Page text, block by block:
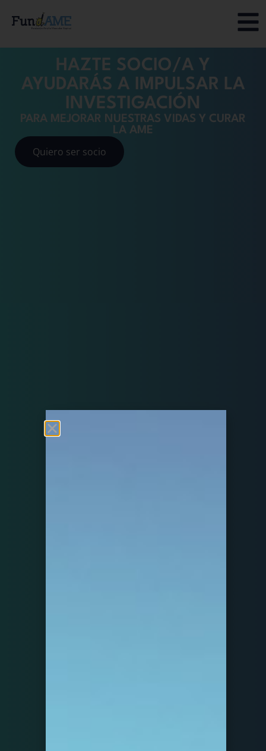
HAZTE SOCIO/A Y
AYUDARÁS A IMPULSAR LA
INVESTIGACIÓN
PARA MEJORAR NUESTRAS VIDAS Y CURAR
LA AME
Quiero ser socio